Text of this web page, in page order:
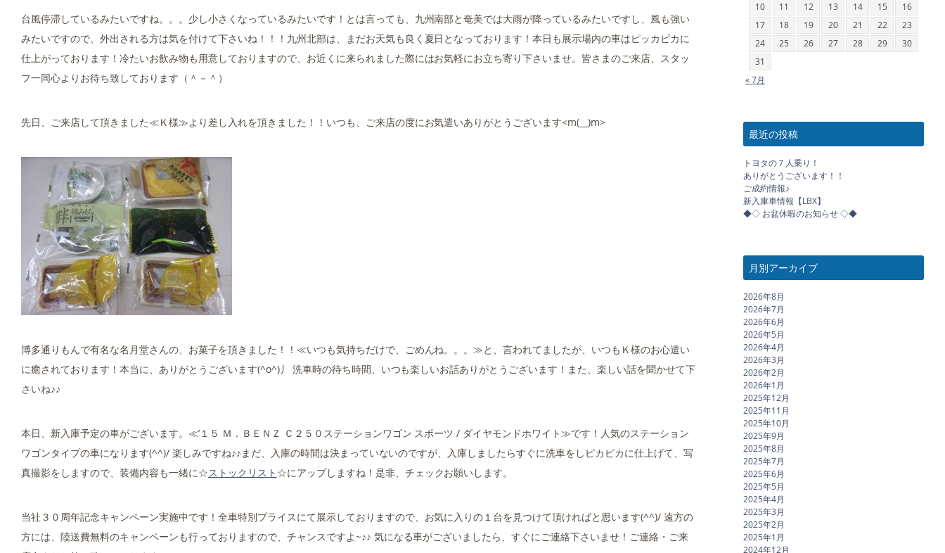
台風停滞しているみたいですね。。。少し小さくなっているみたいです！とは言っても、九州南部と奄美では大雨が降っているみたいですし、風も強い
みたいですので、外出される方は気を付けて下さいね！！！九州北部は、まだお天気も良く夏日となっております！本日も展示場内の車はピッカピカに
仕上がっております！冷たいお飲み物も用意しておりますので、お近くに来られました際にはお気軽にお立ち寄り下さいませ。皆さまのご来店、スタッ
フ一同心よりお待ち致しております（＾－＾）
先日、ご来店して頂きました≪Ｋ様≫より差し入れを頂きました！！いつも、ご来店の度にお気遣いありがとうございます<m(__)m>
博多通りもんで有名な名月堂さんの、お菓子を頂きました！！≪いつも気持ちだけで、ごめんね。。。≫と、言われてましたが、いつもＫ様のお心遣い
に癒されております！本当に、ありがとうございます(^o^)丿 洗車時の待ち時間、いつも楽しいお話ありがとうございます！また、楽しい話を聞かせて下
さいね♪♪
本日、新入庫予定の車がございます。≪’１５ Ｍ．ＢＥＮＺ Ｃ２５０ステーションワゴン スポーツ / ダイヤモンドホワイト≫です！人気のステーション
ワゴンタイプの車になります(^^)/ 楽しみですね♪♪まだ、入庫の時間は決まっていないのですが、入庫しましたらすぐに洗車をしピカピカに仕上げて、写
真撮影をしますので、装備内容も一緒に☆ストックリスト ☆にアップしますね！是非、チェックお願いします。
当社３０周年記念キャンペーン実施中です！全車特別プライスにて展示しておりますので、お気に入りの１台を見つけて頂ければと思います(^^)/ 遠方の
方には、陸送費無料のキャンペーンも行っておりますので、チャンスですよ~♪♪ 気になる車がございましたら、すぐにご連絡下さいませ！ご連絡・ご来
10
11 12 13 14 15
16
17
18 19 20 21 22
23
24
25 26 27 28 29
30
31
« 7月
最近の投稿
トヨタの７人乗り！
ありがとうございます！！
ご成約情報♪
新入庫車情報【LBX】
◆◇ お盆休暇のお知らせ ◇◆
月別アーカイブ
2026年8月
2026年7月
2026年6月
2026年5月
2026年4月
2026年3月
2026年2月
2026年1月
2025年12月
2025年11月
2025年10月
2025年9月
2025年8月
2025年7月
2025年6月
2025年5月
2025年4月
2025年3月
2025年2月
2025年1月
2024年12月